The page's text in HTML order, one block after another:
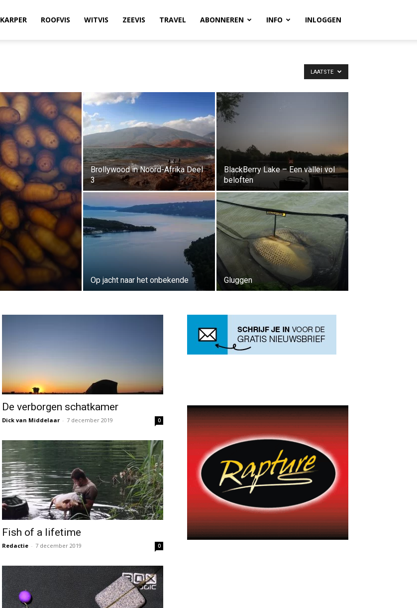
KARPER ROOFVIS WITVIS ZEEVIS TRAVEL ABONNEREN INFO INLOGGEN
LAATSTE
Brollywood in Noord-Afrika Deel
3
BlackBerry Lake – Een vallei vol
beloften
Op jacht naar het onbekende Gluggen
De verborgen schatkamer
Dick van Middelaar - 7 december 2019 0
Fish of a lifetime
Redactie - 7 december 2019 0